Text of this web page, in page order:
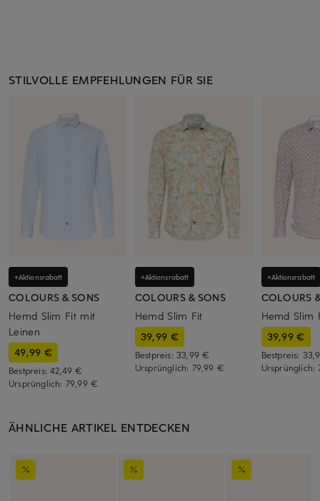
STILVOLLE EMPFEHLUNGEN FÜR SIE
+Aktionsrabatt
COLOURS & SONS
Hemd Slim Fit mit
Leinen
49,99 €
Bestpreis:42,49 €
Ursprünglich: 79,99 €
+Aktionsrabatt
COLOURS & SONS
Hemd Slim Fit
39,99 €
Bestpreis: 33,99 €
Ursprünglich: 79,99 €
+Aktionsrabatt
COLOURS
Hemd Slim
39,99 €
Bestpreis:
Ursprünglich:
ÄHNLICHE ARTIKEL ENTDECKEN